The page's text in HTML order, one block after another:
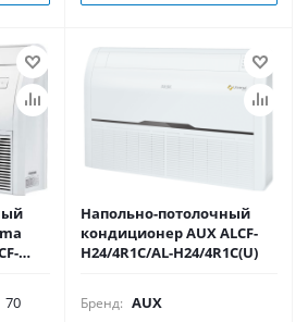
70
Напольно-потолочный
кондиционер AUX ALCF-
H24/4R1С/AL-H24/4R1С(U)
Бренд: AUX